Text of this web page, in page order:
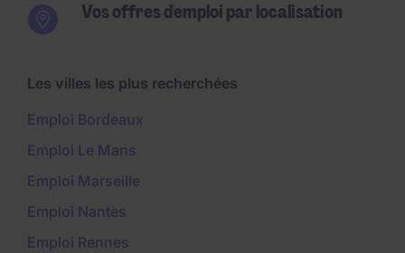
Vos offres d'emploi par localisation
Les villes les plus recherchées
Emploi Bordeaux
Emploi Le Mans
Emploi Marseille
Emploi Nantes
Emploi Rennes